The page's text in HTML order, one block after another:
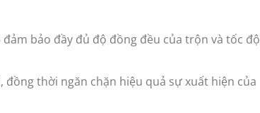
bảo đầy đủ độ đồng đều của trộn và tốc độ
đồng thời ngăn chặn hiệu quả sự xuất hiện của